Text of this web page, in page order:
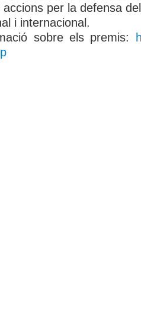
per la defensa
i internacional.
sobre els premis: